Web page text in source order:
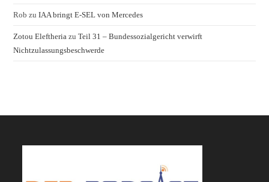
Rob zuIAA bringt E-SEL von Mercedes
Zotou Eleftheria zuTeil 31 – Bundessozialgericht verwirft
Nichtzulassungsbeschwerde